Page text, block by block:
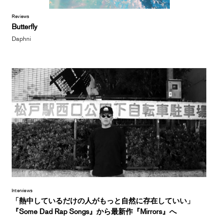
Reviews
Butterfly
Daphni
Interviews
「熱中しているだけの人がもっと自然に存在していい」
『Some Dad Rap Songs』から最新作『Mirrors』へ